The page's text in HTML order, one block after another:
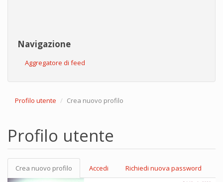
Navigazione
Aggregatore di feed
Profilo utente Crea nuovo profilo
Profilo utente
Schede primarie
Crea nuovo profilo (scheda
attiva)
Accedi Richiedi nuova password